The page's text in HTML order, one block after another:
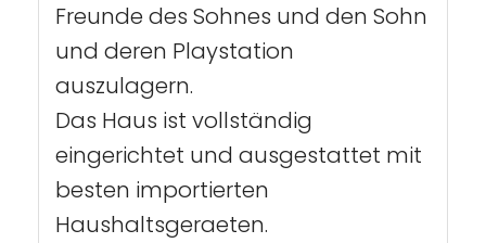
Freunde des Sohnes und den Sohn
und deren Playstation
auszulagern.
Das Haus ist vollständig
eingerichtet und ausgestattet mit
besten importierten
Haushaltsgeraeten.